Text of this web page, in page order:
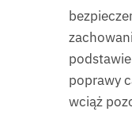
poprawy
wciąż